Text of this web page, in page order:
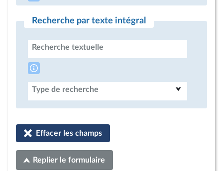
Recherche par texte intégral
Recherche textuelle
Type de recherche
Effacer les champs
Replier le formulaire